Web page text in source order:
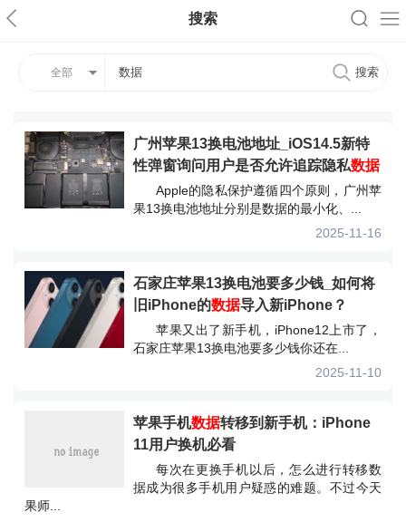
搜索
全部
广州苹果13换电池地址_iOS14.5新特
性弹窗询问用户是否允许追踪隐私数据
Apple的隐私保护遵循四个原则，广州苹
果13换电池地址分别是数据的最小化、...
2025-11-16
石家庄苹果13换电池要多少钱_如何将
旧iPhone的数据导入新iPhone？
苹果又出了新手机，iPhone12上市了，
石家庄苹果13换电池要多少钱你还在...
2025-11-10
苹果手机数据转移到新手机：iPhone
11用户换机必看
每次在更换手机以后，怎么进行转移数
据成为很多手机用户疑惑的难题。不过今天
果师...